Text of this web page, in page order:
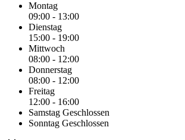
Montag
09:00 - 13:00
Dienstag
15:00 - 19:00
Mittwoch
08:00 - 12:00
Donnerstag
08:00 - 12:00
Freitag
12:00 - 16:00
Samstag Geschlossen
Sonntag Geschlossen